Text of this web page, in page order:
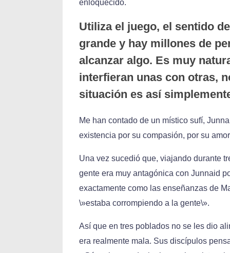
enloquecido.
Utiliza el juego, el sentido
grande y hay millones de
alcanzar algo. Es muy
interfieran unas con otras,
situación es así
Me han contado de un místico sufí,
existencia por su compasión, por su
Una vez sucedió que, viajando durante
gente era muy antagónica con Junnaid
exactamente como las enseñanzas de
\»estaba corrompiendo a la gente\».
Así que en tres poblados no se les dio
era realmente mala. Sus discípulos